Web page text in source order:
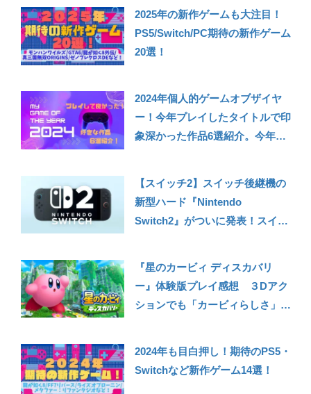
2025年の新作ゲームも大注目！
PS5/Switch/PC期待の新作ゲーム
20選！
2024年個人的ゲームオブザイヤ
ー！今年プレイしたタイトルで印
象深かった作品6選紹介。今年を
【スイッチ2】スイッチ後継機の
新型ハード『Nintendo
Switch2』がついに発表！スイッ
『星のカービィ ディスカバリ
ー』体験版プレイ感想 ３Dアク
ションでも「カービィらしさ」が
2024年も目白押し！期待のPS5・
Switchなど新作ゲーム14選！